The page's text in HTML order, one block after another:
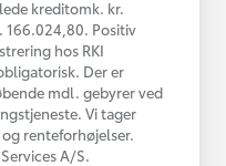
kreditomk. kr.
166.024,80. Positiv
hos RKI
Der er
mdl. gebyrer ved
Vi tager
renteforhøjelser.
A/S.